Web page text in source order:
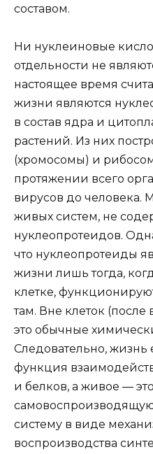
составом.
Ни нуклеиновые
отдельности не
настоящее время
жизни являются
в состав ядра и
растений. Из них
(хромосомы) и
протяжении всего
вирусов до человека.
живых систем, не
нуклеопротеидов.
что нуклеопротеиды
жизни лишь тогда,
клетке,
там. Вне клеток
это обычные
Следовательно, жизнь
функция
и белков, а живое —
систему в виде
воспроизводства